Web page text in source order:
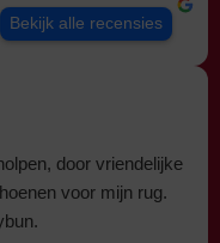
Bekijk alle recensies
door vriendelijke
voor mijn rug.